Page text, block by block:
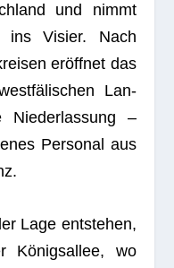
und nimmt
ins Visier. Nach
eröff­net das
Lan­
Nie­der­las­sung –
Per­so­nal aus
Lage ent­ste­hen,
Königs­al­lee, wo